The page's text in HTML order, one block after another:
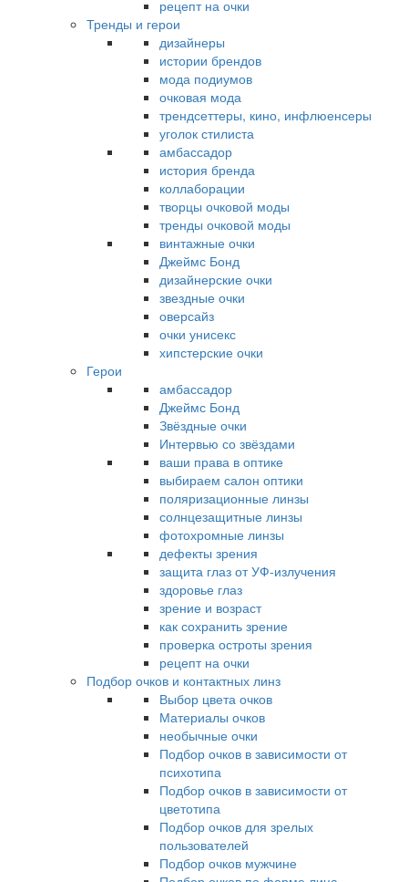
рецепт на очки
Тренды и герои
дизайнеры
истории брендов
мода подиумов
очковая мода
трендсеттеры, кино, инфлюенсеры
уголок стилиста
амбассадор
история бренда
коллаборации
творцы очковой моды
тренды очковой моды
винтажные очки
Джеймс Бонд
дизайнерские очки
звездные очки
оверсайз
очки унисекс
хипстерские очки
Герои
амбассадор
Джеймс Бонд
Звёздные очки
Интервью со звёздами
ваши права в оптике
выбираем салон оптики
поляризационные линзы
солнцезащитные линзы
фотохромные линзы
дефекты зрения
защита глаз от УФ-излучения
здоровье глаз
зрение и возраст
как сохранить зрение
проверка остроты зрения
рецепт на очки
Подбор очков и контактных линз
Выбор цвета очков
Материалы очков
необычные очки
Подбор очков в зависимости от
психотипа
Подбор очков в зависимости от
цветотипа
Подбор очков для зрелых
пользователей
Подбор очков мужчине